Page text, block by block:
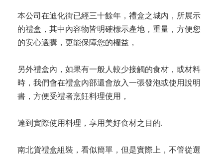
本公司在迪化街已經三十餘年，禮盒之城內，所展示
的禮盒，其中內容物皆明確標示產地，重量，方便您
的安心選購，更能保障您的權益，
另外禮盒內，如果有一般人較少接觸的食材，或材料
時，我們會在禮盒內部還會放入一張發泡或使用說明
書，方便受禮者烹飪料理使用，
達到實際使用料理，享用美好食材之目的.
南北貨禮盒組裝，看似簡單，但是實際上，不管從選